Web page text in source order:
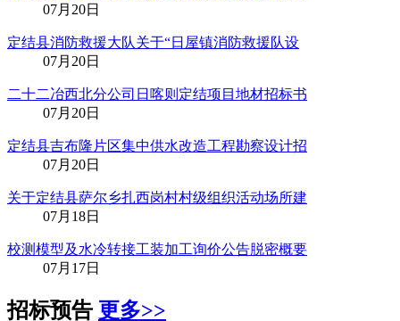
07月20日
定结县消防救援大队关于“日屋镇消防救援队设
07月20日
二十二冶西北分公司日喀则定结项目地材招标书
07月20日
定结县吉布隆片区集中供水改造工程勘察设计招
07月20日
关于定结县萨尔乡扎西岗村村级组织活动场所建
07月18日
校测模型及水冷转接工装加工询价公告脱密概要
07月17日
招标预告 更多>>